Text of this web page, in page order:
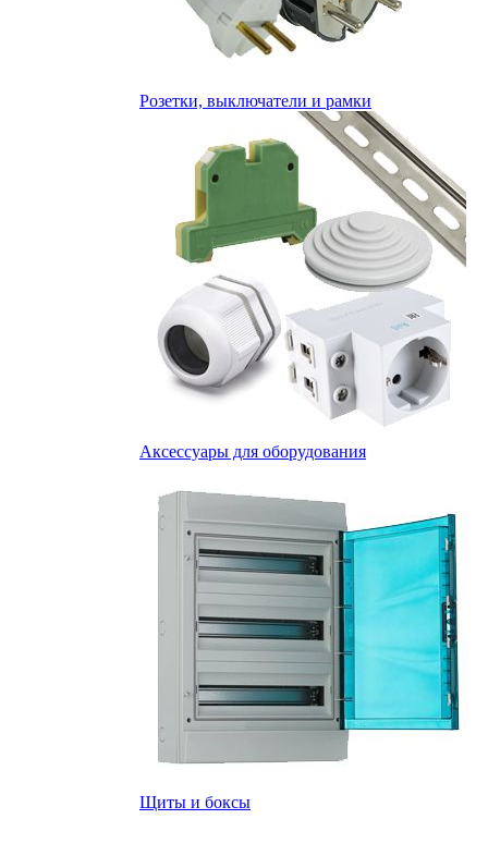
Розетки, выключатели и рамки
Аксессуары для оборудования
Щиты и боксы